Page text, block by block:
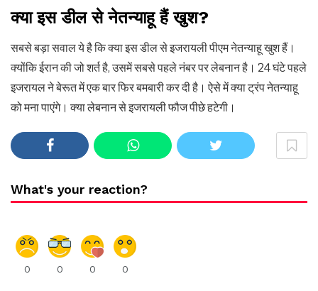
क्या इस डील से नेतन्याहू हैं खुश?
सबसे बड़ा सवाल ये है कि क्या इस डील से इजरायली पीएम नेतन्याहू खुश हैं।
क्योंकि ईरान की जो शर्त है, उसमें सबसे पहले नंबर पर लेबनान है। 24 घंटे पहले
इजरायल ने बेरूत में एक बार फिर बमबारी कर दी है। ऐसे में क्या ट्रंप नेतन्याहू
को मना पाएंगे। क्या लेबनान से इजरायली फौज पीछे हटेगी।
What's your reaction?
0 0 0 0